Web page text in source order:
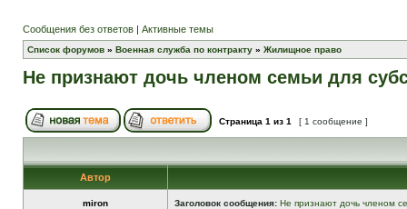
Сообщения без ответов | Активные темы
Список форумов » Военная служба по контракту » Жилищное право
Не признают дочь членом семьи для
Страница 1 из 1 [ 1 сообщение ]
Автор
miron Заголовок сообщения: Не признают дочь членом